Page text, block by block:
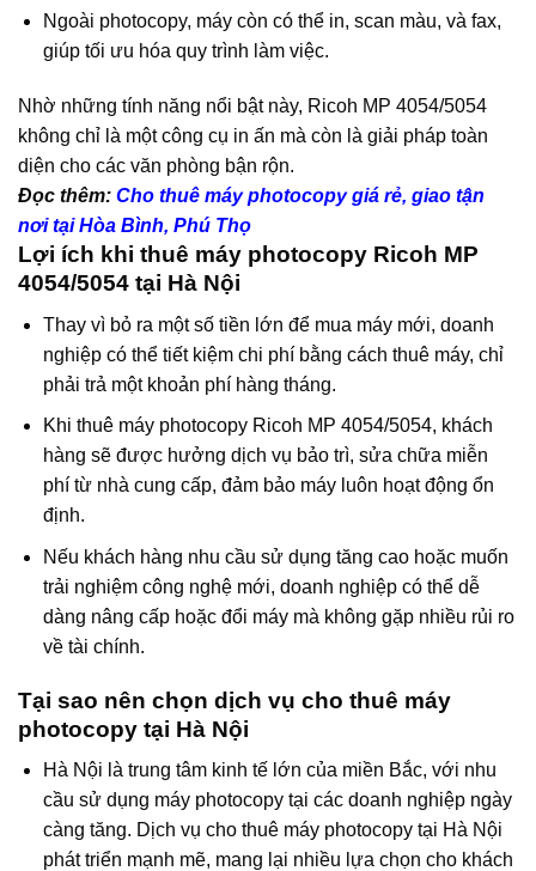
Ngoài photocopy, máy còn có thể in, scan màu, và fax,
giúp tối ưu hóa quy trình làm việc.
Nhờ những tính năng nổi bật này, Ricoh MP 4054/5054
không chỉ là một công cụ in ấn mà còn là giải pháp toàn
diện cho các văn phòng bận rộn.
Đọc thêm: Cho thuê máy photocopy giá rẻ, giao tận
nơi tại Hòa Bình, Phú Thọ
Lợi ích khi thuê máy photocopy Ricoh MP
4054/5054 tại Hà Nội
Thay vì bỏ ra một số tiền lớn để mua máy mới, doanh
nghiệp có thể tiết kiệm chi phí bằng cách thuê máy, chỉ
phải trả một khoản phí hàng tháng.
Khi thuê máy photocopy Ricoh MP 4054/5054, khách
hàng sẽ được hưởng dịch vụ bảo trì, sửa chữa miễn
phí từ nhà cung cấp, đảm bảo máy luôn hoạt động ổn
định.
Nếu khách hàng nhu cầu sử dụng tăng cao hoặc muốn
trải nghiệm công nghệ mới, doanh nghiệp có thể dễ
dàng nâng cấp hoặc đổi máy mà không gặp nhiều rủi ro
về tài chính.
Tại sao nên chọn dịch vụ cho thuê máy
photocopy tại Hà Nội
Hà Nội là trung tâm kinh tế lớn của miền Bắc, với nhu
cầu sử dụng máy photocopy tại các doanh nghiệp ngày
càng tăng. Dịch vụ cho thuê máy photocopy tại Hà Nội
phát triển mạnh mẽ, mang lại nhiều lựa chọn cho khách